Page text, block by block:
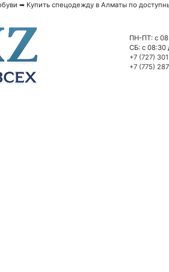
➥ Купить спецодежду в Алматы по
ПН-ПТ: c
СБ: c 08:30
+7 (727)
+7 (775)